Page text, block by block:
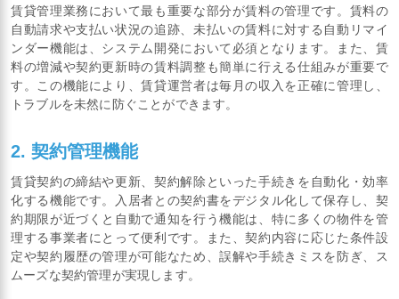
賃貸管理業務において最も重要な部分が賃料の管理です。賃料の
自動請求や支払い状況の追跡、未払いの賃料に対する自動リマイ
ンダー機能は、システム開発において必須となります。また、賃
料の増減や契約更新時の賃料調整も簡単に行える仕組みが重要で
す。この機能により、賃貸運営者は毎月の収入を正確に管理し、
トラブルを未然に防ぐことができます。
2. 契約管理機能
賃貸契約の締結や更新、契約解除といった手続きを自動化・効率
化する機能です。入居者との契約書をデジタル化して保存し、契
約期限が近づくと自動で通知を行う機能は、特に多くの物件を管
理する事業者にとって便利です。また、契約内容に応じた条件設
定や契約履歴の管理が可能なため、誤解や手続きミスを防ぎ、ス
ムーズな契約管理が実現します。